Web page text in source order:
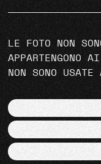
LE FOTO NON
APPARTENGONO
NON SONO USATE